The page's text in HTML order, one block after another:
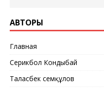
АВТОРЫ
Главная
Серикбол Кондыбай
Таласбек Әсемқұлов